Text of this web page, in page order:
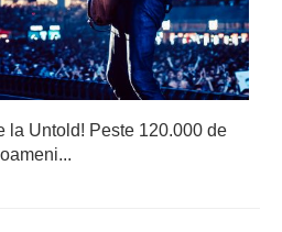
la Untold! Peste 120.000 de
oameni...